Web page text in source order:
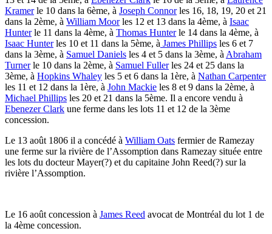
Kramerle 10 dans la 6ème, à Joseph Connorles 16, 18, 19, 20 et 21
dans la 2ème, à William Moorles 12 et 13 dans la 4ème, à Isaac
Hunterle 11 dans la 4ème, à Thomas Hunterle 14 dans la 4ème, à
Isaac Hunterles 10 et 11 dans la 5ème, à James Phillips les 6 et 7
dans la 3ème, à Samuel Daniels les 4 et 5 dans la 3ème, àAbraham
Turnerle 10 dans la 2ème, à Samuel Fullerles 24 et 25 dans la
3ème, à Hopkins Whaley les 5 et 6 dans la 1ère, à Nathan Carpenter
les 11 et 12 dans la 1ère, à John Mackie les 8 et 9 dans la 2ème, à
Michael Phillips les 20 et 21 dans la 5ème. Il a encore vendu à
Ebenezer Clark une ferme dans les lots 11 et 12 de la 3ème
concession.
Le 13 août 1806 il a concédé à William Oats fermier de Ramezay
une ferme sur la rivière de l’Assomption dans Ramezay située entre
les lots du docteur Mayer(?) et du capitaine John Reed(?) sur la
rivière l’Assomption.
Le 16 août concession à James Reed avocat de Montréal du lot 1 de
la 4ème concession.